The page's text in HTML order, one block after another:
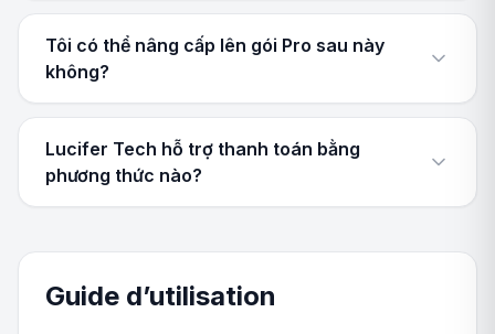
Tôi có thể nâng cấp lên gói Pro sau này
không?
Lucifer Tech hỗ trợ thanh toán bằng
phương thức nào?
Guide d’utilisation